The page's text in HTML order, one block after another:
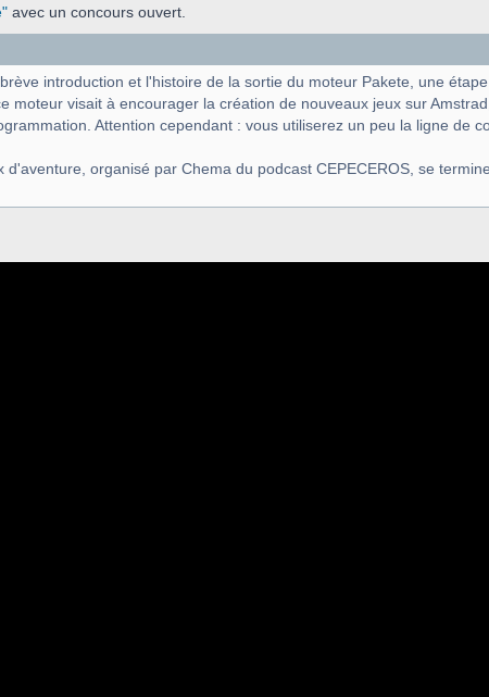
avec un concours ouvert.
introduction et l'histoire de la sortie du moteur Pakete, une
moteur visait à encourager la création de nouveaux jeux sur
Attention cependant : vous utiliserez un peu la ligne de
organisé par Chema du podcast CEPECEROS, se